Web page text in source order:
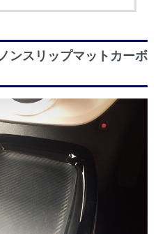
ンスリップマットカーボ